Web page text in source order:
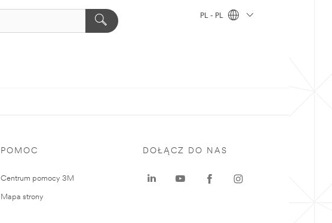
PL - PL
POMOC
Centrum pomocy 3M
Mapa strony
DOŁĄCZ DO NAS